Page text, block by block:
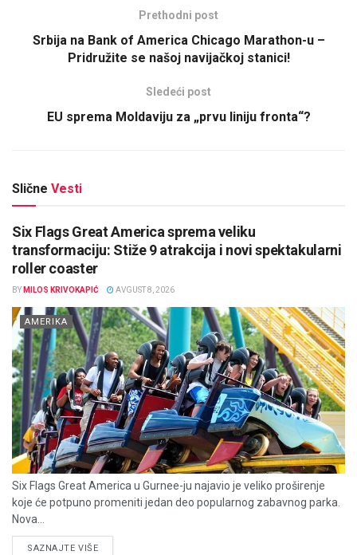
Prethodni post
Srbija na Bank of America Chicago Marathon-u –
Pridružite se našoj navijačkoj stanici!
Sledeći post
EU sprema Moldaviju za „prvu liniju fronta“?
Slične Vesti
Six Flags Great America sprema veliku
transformaciju: Stiže 9 atrakcija i novi spektakularni
roller coaster
BY MILOS KRIVOKAPIĆ AVGUST 8, 2026
AMERIKA
Six Flags Great America u Gurnee-ju najavio je veliko proširenje
koje će potpuno promeniti jedan deo popularnog zabavnog parka.
Nova...
SAZNAJTE VIŠEDETAILS